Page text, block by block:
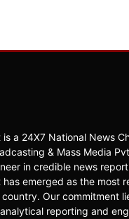
a 24X7 National News
& Mass Media
in credible news
has emerged as the most
Our commitment
reporting and